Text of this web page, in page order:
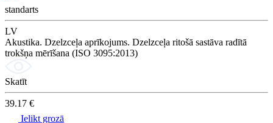
standarts
LV
Akustika. Dzelzceļa aprīkojums. Dzelzceļa ritošā sastāva radītā
trokšņa mērīšana (ISO 3095:2013)
Skatīt
39.17 €
Ielikt grozā